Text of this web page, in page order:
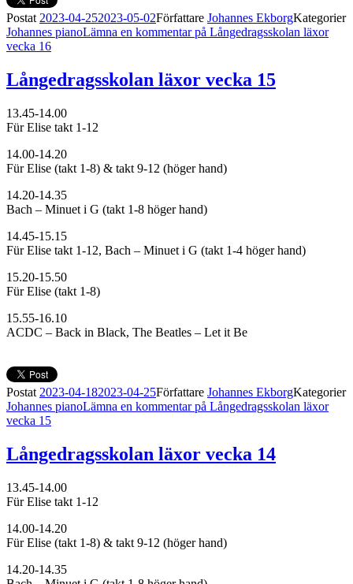
Postat 2023-04-252023-05-02Författare Johannes EkborgKategorier
Johannes pianoLämna en kommentarpå Långedragsskolan läxor
vecka 16
Långedragsskolan läxor vecka 15
13.45-14.00
Für Elise takt 1-12
14.00-14.20
Für Elise (takt 1-8) & takt 9-12 (höger hand)
14.20-14.35
Bach – Minuet i G (takt 1-8 höger hand)
14.45-15.15
Für Elise takt 1-12, Bach – Minuet i G (takt 1-4 höger hand)
15.20-15.50
Für Elise (takt 1-8)
15.55-16.10
ACDC – Back in Black, The Beatles – Let it Be
Postat 2023-04-182023-04-25Författare Johannes EkborgKategorier
Johannes pianoLämna en kommentarpå Långedragsskolan läxor
vecka 15
Långedragsskolan läxor vecka 14
13.45-14.00
Für Elise takt 1-12
14.00-14.20
Für Elise (takt 1-8) & takt 9-12 (höger hand)
14.20-14.35